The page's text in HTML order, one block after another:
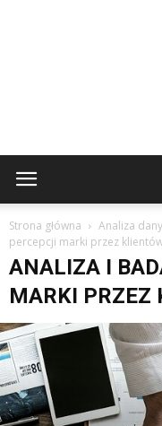
Strona główna Analiza
percepcji marki przez
ANALIZA I
MARKI PRZEZ